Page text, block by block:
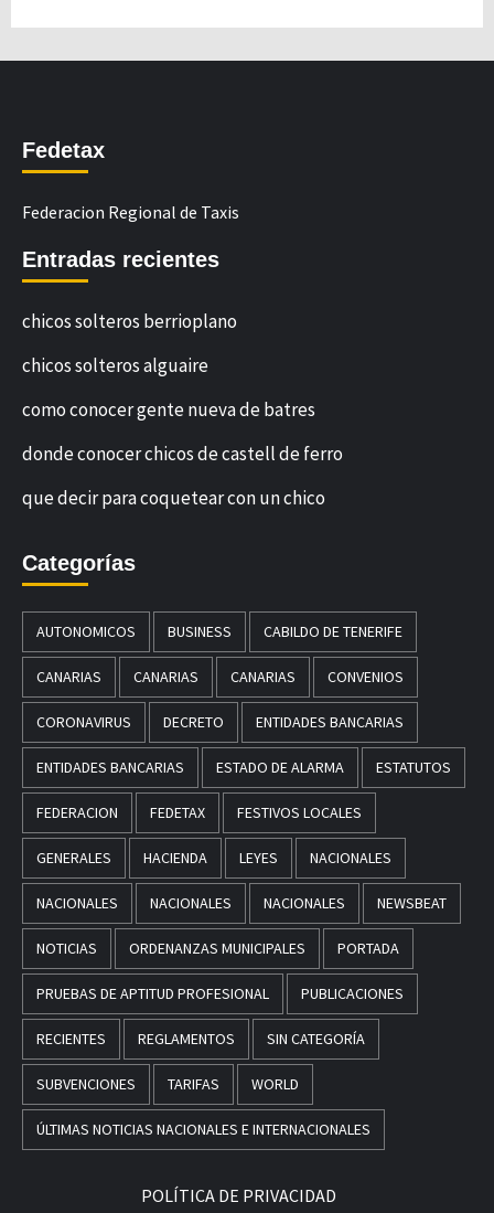
Fedetax
Federacion Regional de Taxis
Entradas recientes
chicos solteros berrioplano
chicos solteros alguaire
como conocer gente nueva de batres
donde conocer chicos de castell de ferro
que decir para coquetear con un chico
Categorías
AUTONOMICOS BUSINESS CABILDO DE TENERIFE
CANARIAS CANARIAS CANARIAS CONVENIOS
CORONAVIRUS DECRETO ENTIDADES BANCARIAS
ENTIDADES BANCARIAS ESTADO DE ALARMA ESTATUTOS
FEDERACION FEDETAX FESTIVOS LOCALES
GENERALES HACIENDA LEYES NACIONALES
NACIONALES NACIONALES NACIONALES NEWSBEAT
NOTICIAS ORDENANZAS MUNICIPALES PORTADA
PRUEBAS DE APTITUD PROFESIONAL PUBLICACIONES
RECIENTES REGLAMENTOS SIN CATEGORÍA
SUBVENCIONES TARIFAS WORLD
ÚLTIMAS NOTICIAS NACIONALES E INTERNACIONALES
POLÍTICA DE PRIVACIDAD